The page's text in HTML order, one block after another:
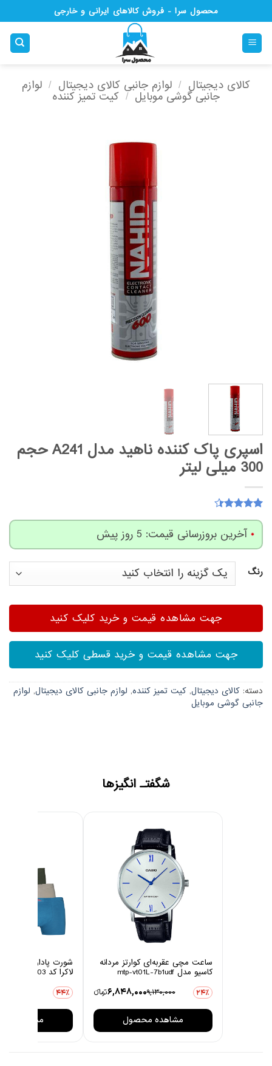
to
content
محصول سرا - فروش کالاهای ایرانی و خارجی
کالای دیجیتال / لوازم جانبی کالای دیجیتال / لوازم
جانبی گوشی موبایل / کیت تمیز کننده
اسپری پاک کننده ناهید مدل A241 حجم
300 میلی لیتر
از 5
امتیاز
مشتری
آخرین بروزرسانی قیمت: 5 روز پیش
رنگ
جهت مشاهده قیمت و خرید کلیک کنید
جهت مشاهده قیمت و خرید قسطی کلیک کنید
دسته: کالای دیجیتال, کیت تمیز کننده, لوازم جانبی کالای دیجیتال, لوازم
جانبی گوشی موبایل
شگفتـ انگیزها
ساعت مچی عقربه‌ای کوارتز مردانه
کاسیو مدل mtp-vt01L-7b1udf
24٪ 9,130,000
6,848,000تومانءء
مشاهده محصول
شورت پادار مردانه
لاکرا کد 1003 مجموعه 6 عددی
44٪
مشاهده